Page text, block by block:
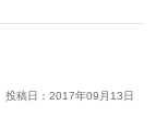
投稿日： 2017年09 月 13日